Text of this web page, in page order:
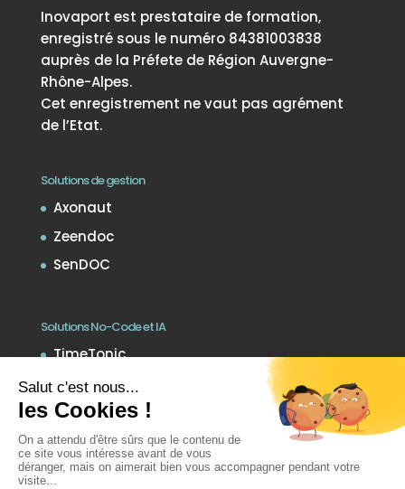
Inovaport est prestataire de formation,
enregistré sous le numéro 84381003838
auprès de la Préfete de Région Auvergne-
Rhône-Alpes.
Cet enregistrement ne vaut pas agrément
de l’Etat.
Solutions de gestion
Axonaut
Zeendoc
SenDOC
Solutions No-Code et IA
TimeTonic
Notion
Voxinia
Noota